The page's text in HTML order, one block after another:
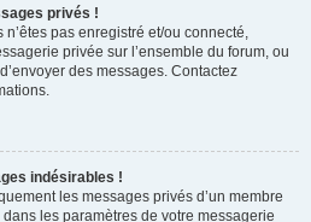
privés !
n’êtes pas enregistré et/ou connecté,
privée sur l’ensemble du forum, ou
des messages. Contactez
indésirables !
les messages privés d’un membre
les paramètres de votre messagerie